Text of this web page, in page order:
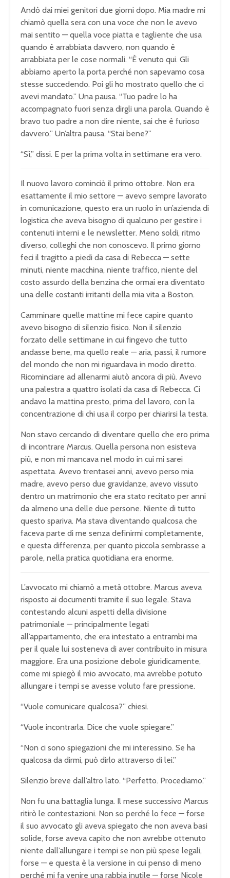
Andò dai miei genitori due giorni dopo. Mia madre mi
chiamò quella sera con una voce che non le avevo
mai sentito — quella voce piatta e tagliente che usa
quando è arrabbiata davvero, non quando è
arrabbiata per le cose normali. “È venuto qui. Gli
abbiamo aperto la porta perché non sapevamo cosa
stesse succedendo. Poi gli ho mostrato quello che ci
avevi mandato.” Una pausa. “Tuo padre lo ha
accompagnato fuori senza dirgli una parola. Quando è
bravo tuo padre a non dire niente, sai che è furioso
davvero.” Un’altra pausa. “Stai bene?”
“Sì,” dissi. E per la prima volta in settimane era vero.
Il nuovo lavoro cominciò il primo ottobre. Non era
esattamente il mio settore — avevo sempre lavorato
in comunicazione, questo era un ruolo in un’azienda di
logistica che aveva bisogno di qualcuno per gestire i
contenuti interni e le newsletter. Meno soldi, ritmo
diverso, colleghi che non conoscevo. Il primo giorno
feci il tragitto a piedi da casa di Rebecca — sette
minuti, niente macchina, niente traffico, niente del
costo assurdo della benzina che ormai era diventato
una delle costanti irritanti della mia vita a Boston.
Camminare quelle mattine mi fece capire quanto
avevo bisogno di silenzio fisico. Non il silenzio
forzato delle settimane in cui fingevo che tutto
andasse bene, ma quello reale — aria, passi, il rumore
del mondo che non mi riguardava in modo diretto.
Ricominciare ad allenarmi aiutò ancora di più. Avevo
una palestra a quattro isolati da casa di Rebecca. Ci
andavo la mattina presto, prima del lavoro, con la
concentrazione di chi usa il corpo per chiarirsi la testa.
Non stavo cercando di diventare quello che ero prima
di incontrare Marcus. Quella persona non esisteva
più, e non mi mancava nel modo in cui mi sarei
aspettata. Avevo trentasei anni, avevo perso mia
madre, avevo perso due gravidanze, avevo vissuto
dentro un matrimonio che era stato recitato per anni
da almeno una delle due persone. Niente di tutto
questo spariva. Ma stava diventando qualcosa che
faceva parte di me senza definirmi completamente,
e questa differenza, per quanto piccola sembrasse a
parole, nella pratica quotidiana era enorme.
L’avvocato mi chiamò a metà ottobre. Marcus aveva
risposto ai documenti tramite il suo legale. Stava
contestando alcuni aspetti della divisione
patrimoniale — principalmente legati
all’appartamento, che era intestato a entrambi ma
per il quale lui sosteneva di aver contribuito in misura
maggiore. Era una posizione debole giuridicamente,
come mi spiegò il mio avvocato, ma avrebbe potuto
allungare i tempi se avesse voluto fare pressione.
“Vuole comunicare qualcosa?” chiesi.
“Vuole incontrarla. Dice che vuole spiegare.”
“Non ci sono spiegazioni che mi interessino. Se ha
qualcosa da dirmi, può dirlo attraverso di lei.”
Silenzio breve dall’altro lato. “Perfetto. Procediamo.”
Non fu una battaglia lunga. Il mese successivo Marcus
ritirò le contestazioni. Non so perché lo fece — forse
il suo avvocato gli aveva spiegato che non aveva basi
solide, forse aveva capito che non avrebbe ottenuto
niente dall’allungare i tempi se non più spese legali,
forse — e questa è la versione in cui penso di meno
perché mi fa venire una rabbia inutile — forse Nicole